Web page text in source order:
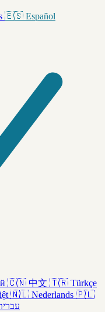
🇪🇸 Español
🇨🇳 中文 🇹🇷 Türkçe
🇳🇱 Nederlands 🇵🇱